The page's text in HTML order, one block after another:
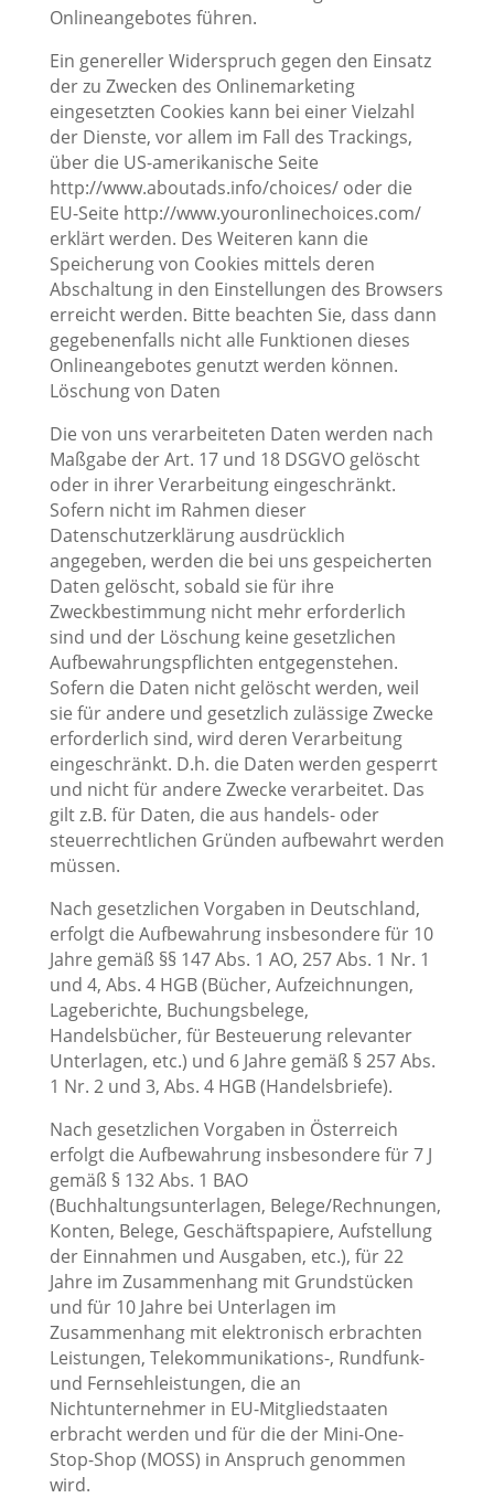
Onlineangebotes führen.
Ein genereller Widerspruch gegen den Einsatz
der zu Zwecken des Onlinemarketing
eingesetzten Cookies kann bei einer Vielzahl
der Dienste, vor allem im Fall des Trackings,
über die US-amerikanische Seite
http://www.aboutads.info/choices/ oder die
EU-Seite http://www.youronlinechoices.com/
erklärt werden. Des Weiteren kann die
Speicherung von Cookies mittels deren
Abschaltung in den Einstellungen des Browsers
erreicht werden. Bitte beachten Sie, dass dann
gegebenenfalls nicht alle Funktionen dieses
Onlineangebotes genutzt werden können.
Löschung von Daten
Die von uns verarbeiteten Daten werden nach
Maßgabe der Art. 17 und 18 DSGVO gelöscht
oder in ihrer Verarbeitung eingeschränkt.
Sofern nicht im Rahmen dieser
Datenschutzerklärung ausdrücklich
angegeben, werden die bei uns gespeicherten
Daten gelöscht, sobald sie für ihre
Zweckbestimmung nicht mehr erforderlich
sind und der Löschung keine gesetzlichen
Aufbewahrungspflichten entgegenstehen.
Sofern die Daten nicht gelöscht werden, weil
sie für andere und gesetzlich zulässige Zwecke
erforderlich sind, wird deren Verarbeitung
eingeschränkt. D.h. die Daten werden gesperrt
und nicht für andere Zwecke verarbeitet. Das
gilt z.B. für Daten, die aus handels- oder
steuerrechtlichen Gründen aufbewahrt werden
müssen.
Nach gesetzlichen Vorgaben in Deutschland,
erfolgt die Aufbewahrung insbesondere für 10
Jahre gemäß §§ 147 Abs. 1 AO, 257 Abs. 1 Nr. 1
und 4, Abs. 4 HGB (Bücher, Aufzeichnungen,
Lageberichte, Buchungsbelege,
Handelsbücher, für Besteuerung relevanter
Unterlagen, etc.) und 6 Jahre gemäß § 257 Abs.
1 Nr. 2 und 3, Abs. 4 HGB (Handelsbriefe).
Nach gesetzlichen Vorgaben in Österreich
erfolgt die Aufbewahrung insbesondere für 7 J
gemäß § 132 Abs. 1 BAO
(Buchhaltungsunterlagen, Belege/Rechnungen,
Konten, Belege, Geschäftspapiere, Aufstellung
der Einnahmen und Ausgaben, etc.), für 22
Jahre im Zusammenhang mit Grundstücken
und für 10 Jahre bei Unterlagen im
Zusammenhang mit elektronisch erbrachten
Leistungen, Telekommunikations-, Rundfunk-
und Fernsehleistungen, die an
Nichtunternehmer in EU-Mitgliedstaaten
erbracht werden und für die der Mini-One-
Stop-Shop (MOSS) in Anspruch genommen
wird.